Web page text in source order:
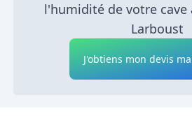
l'humidité de votre cave
Larboust
J'obtiens mon devis